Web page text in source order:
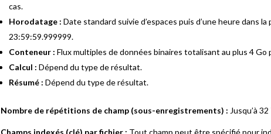
cas.
Horodatage : Date standard suivie d’espaces puis d’une heure dans la
23:59:59.999999.
Conteneur : Flux multiples de données binaires totalisant au plus 4 Go
Calcul : Dépend du type de résultat.
Résumé : Dépend du type de résultat.
Nombre de répétitions de champ (sous-enregistrements) : Jusqu’à
Champs indexés (clé) par fichier : Tout champ peut être spécifié pour